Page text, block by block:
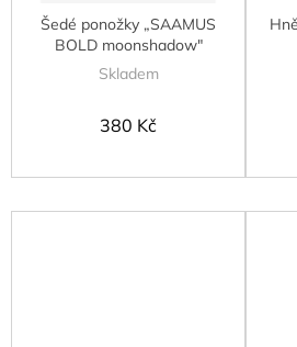
Šedé ponožky „SAAMUS
BOLD moonshadow"
Skladem
380 Kč